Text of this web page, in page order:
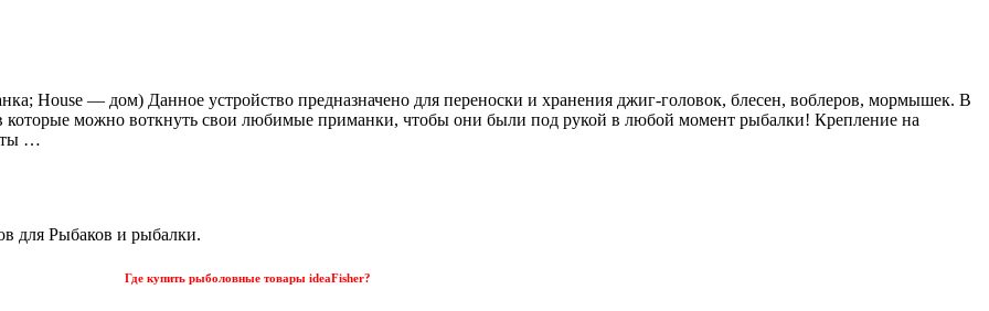
House — дом) Данное устройство предназначено для переноски и хранения джиг-головок, блесен, воблеров, мормышек. В
которые можно воткнуть свои любимые приманки, чтобы они были под рукой в любой момент рыбалки! Крепление на
…
для Рыбаков и рыбалки.
Где купить рыболовные товары ideaFisher?